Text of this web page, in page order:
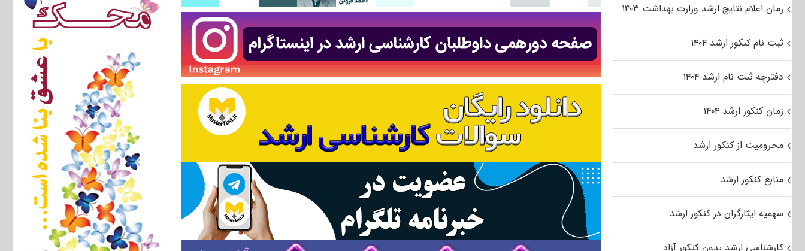
زمان اعلام نتایج ارشد وزارت بهداشت ۱۴۰۳
ثبت نام کنکور ارشد ۱۴۰۴
دفترچه ثبت نام ارشد ۱۴۰۴
زمان کنکور ارشد ۱۴۰۴
محرومیت از کنکور ارشد
منابع کنکور ارشد
سهمیه ایثارگران در کنکور ارشد
کارشناسی ارشد بدون کنکور آزاد